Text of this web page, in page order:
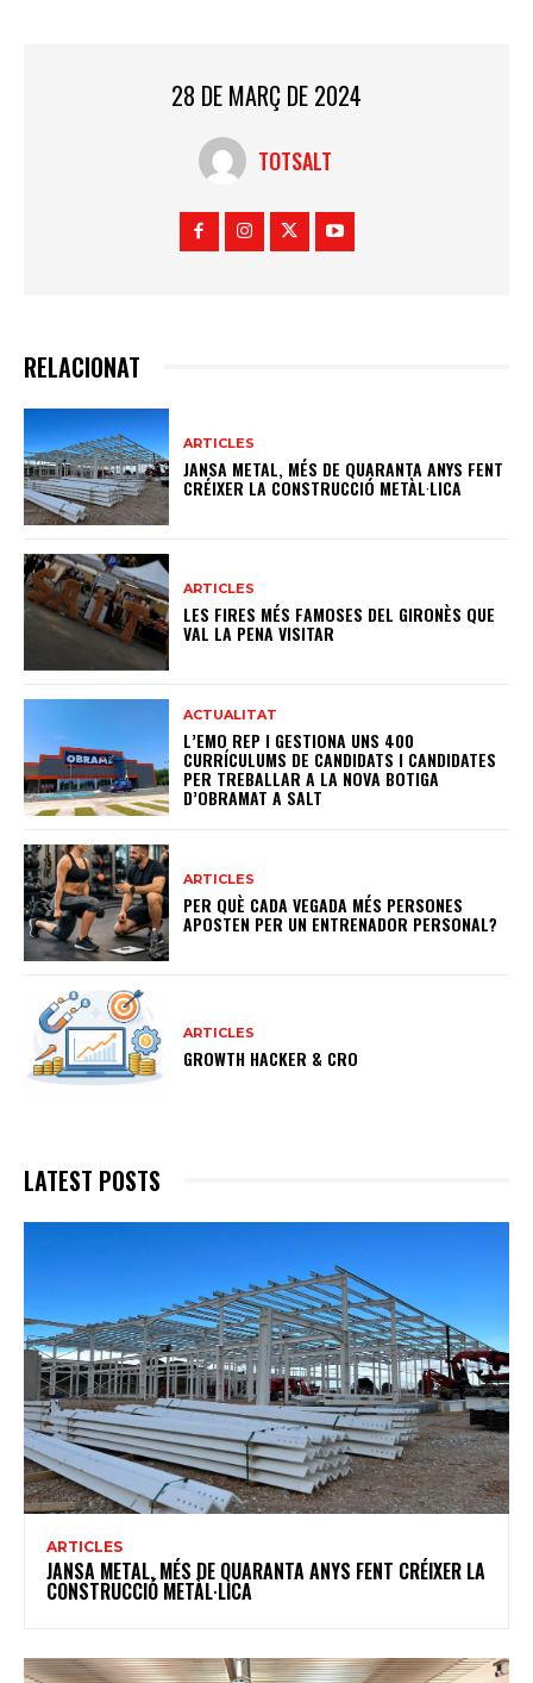
28 DE MARÇ DE 2024
TOTSALT
RELACIONAT
ARTICLES
JANSA METAL, MÉS DE QUARANTA ANYS FENT
CRÉIXER LA CONSTRUCCIÓ METÀL·LICA
ARTICLES
LES FIRES MÉS FAMOSES DEL GIRONÈS QUE
VAL LA PENA VISITAR
ACTUALITAT
L’EMO REP I GESTIONA UNS 400
CURRÍCULUMS DE CANDIDATS I CANDIDATES
PER TREBALLAR A LA NOVA BOTIGA
D’OBRAMAT A SALT
ARTICLES
PER QUÈ CADA VEGADA MÉS PERSONES
APOSTEN PER UN ENTRENADOR PERSONAL?
ARTICLES
GROWTH HACKER & CRO
LATEST POSTS
ARTICLES
JANSA METAL, MÉS DE QUARANTA ANYS FENT CRÉIXER LA
CONSTRUCCIÓ METÀL·LICA